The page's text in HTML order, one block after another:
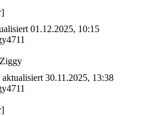
01.12.2025, 10:15
30.11.2025, 13:38